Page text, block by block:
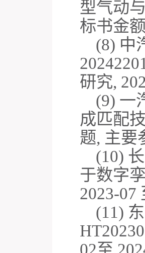
型气动
标书金
(8) 中
研究,
(9) 一
成匹配
题, 主要
(10)
于数字
2023-07
(11)
02至